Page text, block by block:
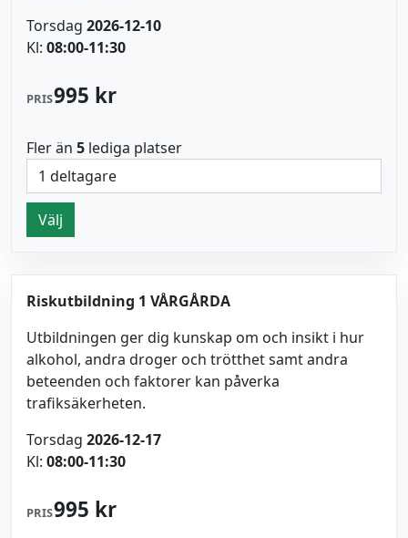
Torsdag 2026-12-10
Kl: 08:00-11:30
PRIS995 kr
Fler än 5 lediga platser
Välj
Riskutbildning 1 VÅRGÅRDA
Utbildningen ger dig kunskap om och insikt i hur
alkohol, andra droger och trötthet samt andra
beteenden och faktorer kan påverka
trafiksäkerheten.
Torsdag 2026-12-17
Kl: 08:00-11:30
PRIS995 kr